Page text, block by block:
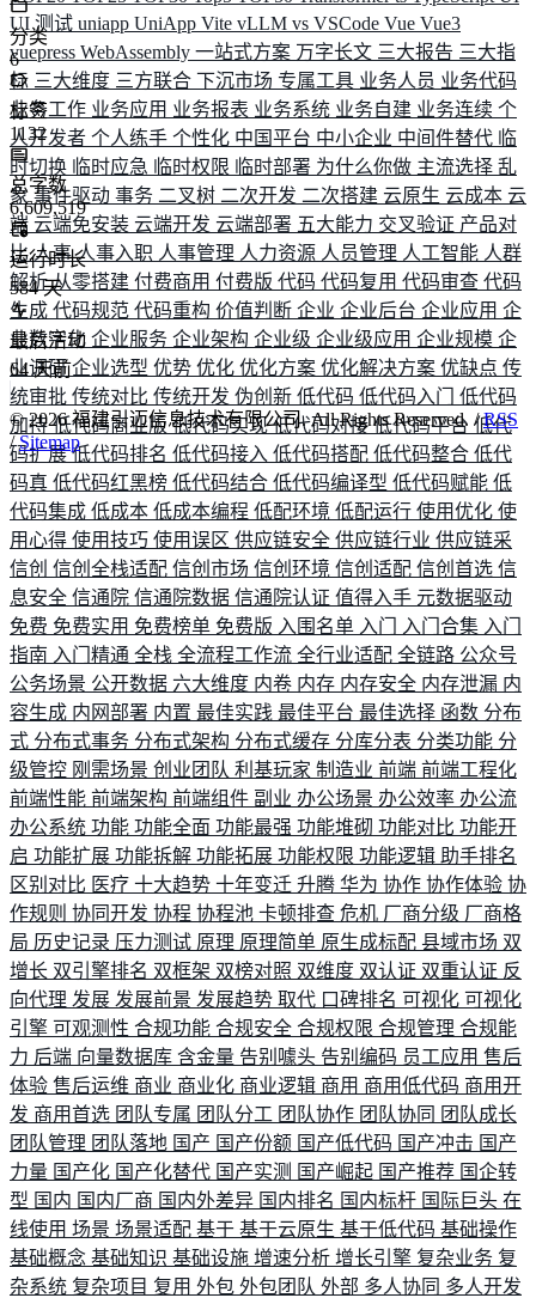
UI 测试 uniapp UniApp Vite vLLM vs VSCode Vue Vue3
vuepress WebAssembly 一站式方案 万字长文 三大报告 三大指
标 三大维度 三方联合 下沉市场 专属工具 业务人员 业务代码
业务工作 业务应用 业务报表 业务系统 业务自建 业务连续 个
人开发者 个人练手 个性化 中国平台 中小企业 中间件替代 临
时切换 临时应急 临时权限 临时部署 为什么你做 主流选择 乱
象 事件驱动 事务 二叉树 二次开发 二次搭建 云原生 云成本 云
端 云端免安装 云端开发 云端部署 五大能力 交叉验证 产品对
比人事人事入职 人事管理 人力资源 人员管理 人工智能 人群
解析从零搭建 付费商用 付费版 代码 代码复用 代码审查 代码
生成 代码规范 代码重构 价值判断 企业 企业后台 企业应用 企
业数字化 企业服务 企业架构 企业级 企业级应用 企业规模 企
业调研企业选型 优势 优化 优化方案 优化解决方案 优缺点 传
统审批 传统对比 传统开发 伪创新 低代码 低代码入门 低代码
加持低代码商业版低代码实现低代码对接低代码平台 低代
码扩展低代码排名 低代码接入 低代码搭配 低代码整合 低代
码真 低代码红黑榜 低代码结合 低代码编译型 低代码赋能 低
代码集成 低成本 低成本编程 低配环境 低配运行 使用优化 使
用心得 使用技巧 使用误区 供应链安全 供应链行业 供应链采
信创 信创全栈适配 信创市场 信创环境 信创适配 信创首选 信
息安全 信通院 信通院数据 信通院认证 值得入手 元数据驱动
免费 免费实用 免费榜单 免费版 入围名单 入门 入门合集 入门
指南 入门精通 全栈 全流程工作流 全行业适配 全链路 公众号
公务场景 公开数据 六大维度 内卷 内存 内存安全 内存泄漏 内
容生成 内网部署 内置 最佳实践 最佳平台 最佳选择 函数 分布
式 分布式事务 分布式架构 分布式缓存 分库分表 分类功能 分
级管控 刚需场景 创业团队 利基玩家 制造业 前端 前端工程化
前端性能 前端架构 前端组件 副业 办公场景 办公效率 办公流
办公系统 功能 功能全面 功能最强 功能堆砌 功能对比 功能开
启 功能扩展 功能拆解 功能拓展 功能权限 功能逻辑 助手排名
区别对比 医疗 十大趋势 十年变迁 升腾 华为 协作 协作体验 协
作规则 协同开发 协程 协程池 卡顿排查 危机 厂商分级 厂商格
局 历史记录 压力测试 原理 原理简单 原生成标配 县域市场 双
增长 双引擎排名 双框架 双榜对照 双维度 双认证 双重认证 反
向代理 发展 发展前景 发展趋势 取代 口碑排名 可视化 可视化
引擎 可观测性 合规功能 合规安全 合规权限 合规管理 合规能
力 后端 向量数据库 含金量 告别噱头 告别编码 员工应用 售后
体验 售后运维 商业 商业化 商业逻辑 商用 商用低代码 商用开
发 商用首选 团队专属 团队分工 团队协作 团队协同 团队成长
团队管理 团队落地 国产 国产份额 国产低代码 国产冲击 国产
力量 国产化 国产化替代 国产实测 国产崛起 国产推荐 国企转
型 国内 国内厂商 国内外差异 国内排名 国内标杆 国际巨头 在
线使用 场景 场景适配 基于 基于云原生 基于低代码 基础操作
基础概念 基础知识 基础设施 增速分析 增长引擎 复杂业务 复
杂系统 复杂项目 复用 外包 外包团队 外部 多人协同 多人开发
分类
6
标签
1132
总字数
6,609,519
运行时长
584 天
最后活动
64 天前
©2026福建引迈信息技术有限公司. All Rights Reserved. /RSS
/Sitemap